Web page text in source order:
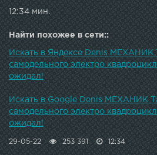
12:34 мин.
Найти похожее в сети::
Искать в Яндексе Denis МЕХАНИК
самодельного электро
ожидал!
Искать в Google Denis МЕХАНИК
самодельного электро
ожидал!
29-05-22 253 391 12:34